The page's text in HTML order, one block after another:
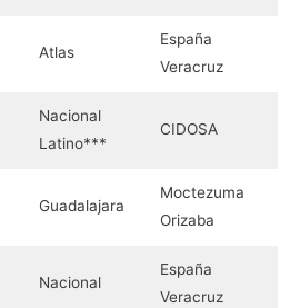
Atlas
España
Veracruz
Nacional
Latino***
CIDOSA
Guadalajara
Moctezuma
Orizaba
Nacional
España
Veracruz